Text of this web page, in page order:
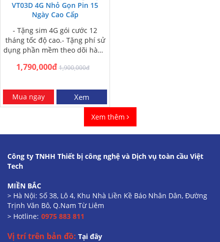
VT03D 4G Nhỏ Gọn Pin 15
Ngày Cao Cấp
- Tặng sim 4G gói cước 12
tháng tốc độ cao.- Tặng phí sử
dụng phần mềm theo dõi hành
1,790,000đ 1,900,000đ
Mua ngay Xem
Xem thêm
Công ty TNHH Thiết bị công nghệ và Dịch vụ toàn cầu Việt
Tech
MIỀN BẮC
> Hà Nội: Số 38, Lô 4, Khu Nhà Liền Kề Báo Nhân Dân, Đường
Trịnh Văn Bô, Q.Nam Từ Liêm
> Hotline: 0975 883 811
Vị trí trên bản đồ: Tại đây